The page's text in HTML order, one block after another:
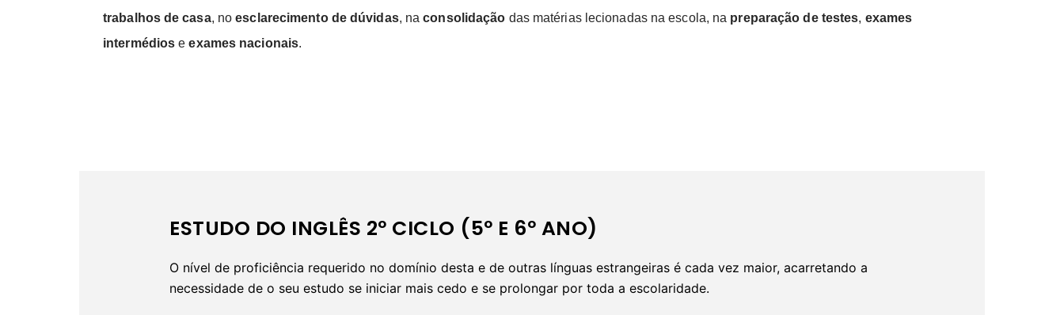
trabalhos de casa, noesclarecimento de dúvidas, naconsolidação das matérias lecionadas na escola, na preparação de testes, exames
intermédios eexames nacionais.
ESTUDO DO INGLÊS 2º CICLO (5º E 6º ANO)
O nível de proficiência requerido no domínio desta e de outras línguas estrangeiras é cada vez maior, acarretando a
necessidade de o seu estudo se iniciar mais cedo e se prolongar por toda a escolaridade.